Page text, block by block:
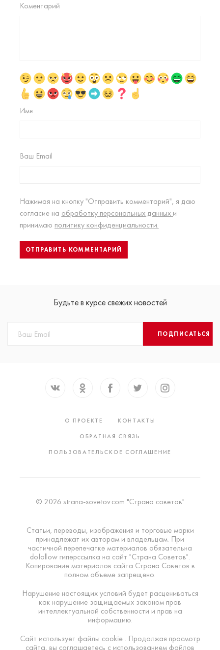
Коментарий
Имя
Ваш Email
Нажимая на кнопку "Отправить комментарий", я даю
согласие на обработку персональных данных и
принимаю политику конфиденциальности.
Будьте в курсе свежих новостей
ПОДПИСАТЬСЯ
О ПРОЕКТЕ
КОНТАКТЫ
ОБРАТНАЯ СВЯЗЬ
ПОЛЬЗОВАТЕЛЬСКОЕ СОГЛАШЕНИЕ
© 2026 strana-sovetov.com "Страна советов"
Статьи, переводы, изображения и торговые марки
принадлежат их авторам и владельцам. При
частичной перепечатке материалов обязательна
dofollow гиперссылка на сайт "Страна Советов".
Копирование материалов сайта Страна Советов в
полном объеме запрещено.
Нарушение настоящих условий будет расцениваться
как нарушение защищаемых законом прав
интеллектуальной собственности и прав на
информацию.
Сайт использует файлы cookie . Продолжая просмотр
сайта, вы соглашаетесь с использованием файлов